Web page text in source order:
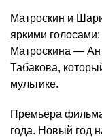
Матроскин и
яркими
Матроскина —
Табакова,
мультике.
Премьера
года. Новый год